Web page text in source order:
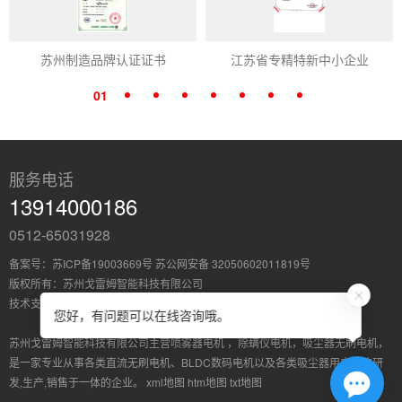
苏州制造品牌认证证书
江苏省专精特新中小企业
01
服务电话
13914000186
0512-65031928
备案号： 苏ICP备19003669号 苏公网安备 32050602011819号
版权所有：苏州戈雷姆智能科技有限公司
技术支持：
苏州戈雷姆智能科技有限公司主营喷雾器电机，除螨仪电机，吸尘器无刷电机，
是一家专业从事各类直流无刷电机、BLDC数码电机以及各类吸尘器用电机的研
发,生产,销售于一体的企业。 xml地图 htm地图 txt地图
您好，有问题可以在线咨询哦。